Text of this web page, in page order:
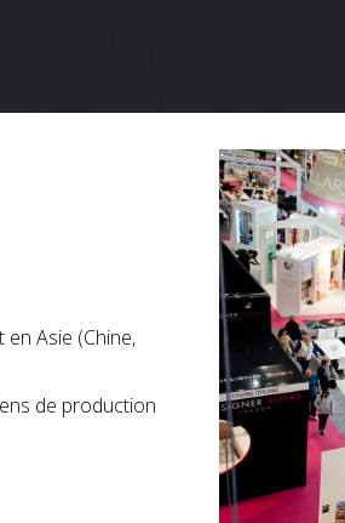
Asie (Chine,
de production